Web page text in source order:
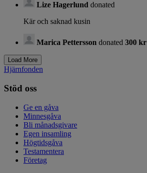
Lize Hagerlund donated
Kär och saknad kusin
Marica Pettersson donated 300 kr
Hjärnfonden
Stöd oss
Ge en gåva
Minnesgåva
Bli månadsgivare
Egen insamling
Högtidsgåva
Testamentera
Företag